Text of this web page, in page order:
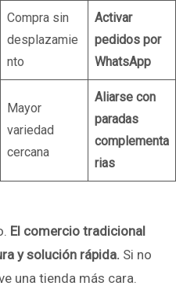
Compra sin
desplazamie
nto
Activar
pedidos por
WhatsApp
Mayor
variedad
cercana
Aliarse con
paradas
complementa
rias
El comercio tradicional
y solución rápida. Si no
una tienda más cara.